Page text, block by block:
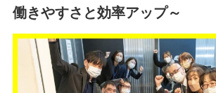
働きやすさと効率アップ～